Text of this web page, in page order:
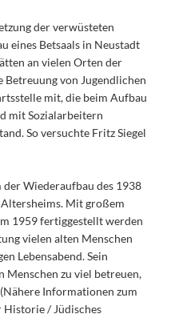
der verwüsteten
eines Betsaals in Neustadt
an vielen Orten der
Betreuung von Jugendlichen
mit, die beim Aufbau
mit Sozialarbeitern
So versuchte Fritz Siegel
Wiederaufbau des 1938
Mit großem
1959 fertiggestellt werden
vielen alten Menschen
Lebensabend. Sein
Menschen zu viel betreuen,
Informationen zum
Historie / Jüdisches